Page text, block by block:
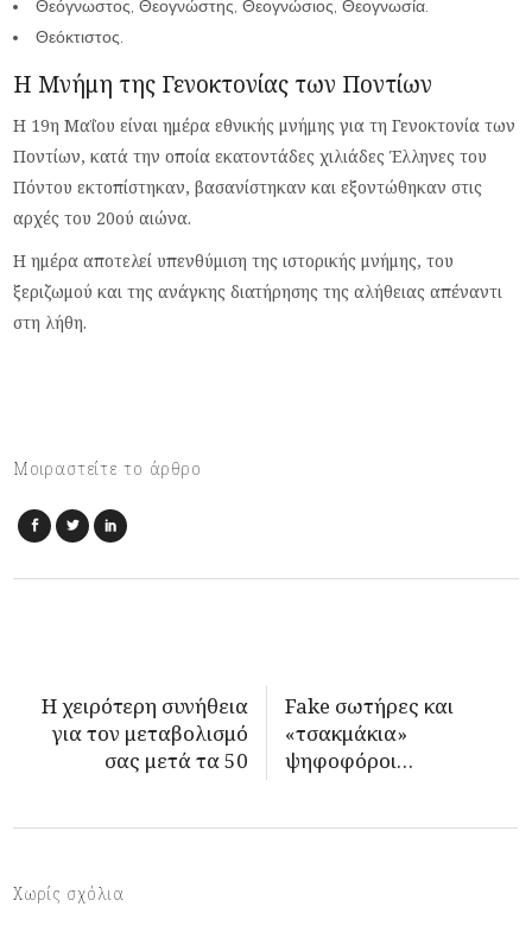
Θεόγνωστος, Θεογνώστης, Θεογνώσιος, Θεογνωσία.
Θεόκτιστος.
Η Μνήμη της Γενοκτονίας των Ποντίων
Η 19η Μαΐου είναι ημέρα εθνικής μνήμης για τη Γενοκτονία των
Ποντίων, κατά την οποία εκατοντάδες χιλιάδες Έλληνες του
Πόντου εκτοπίστηκαν, βασανίστηκαν και εξοντώθηκαν στις
αρχές του 20ού αιώνα.
Η ημέρα αποτελεί υπενθύμιση της ιστορικής μνήμης, του
ξεριζωμού και της ανάγκης διατήρησης της αλήθειας απέναντι
στη λήθη.
Μοιραστείτε το άρθρο
Η χειρότερη συνήθεια
για τον μεταβολισμό
σας μετά τα 50
Fake σωτήρες και
«τσακμάκια»
ψηφοφόροι…
Χωρίς σχόλια